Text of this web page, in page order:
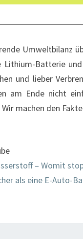
Umweltbilanz
Batterie
und lieber
am Ende nicht
machen den
– Womit
als eine E-Auto-